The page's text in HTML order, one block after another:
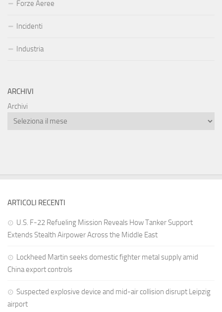
Forze Aeree
Incidenti
Industria
ARCHIVI
Archivi
ARTICOLI RECENTI
U.S. F-22 Refueling Mission Reveals How Tanker Support
Extends Stealth Airpower Across the Middle East
Lockheed Martin seeks domestic fighter metal supply amid
China export controls
Suspected explosive device and mid-air collision disrupt Leipzig
airport